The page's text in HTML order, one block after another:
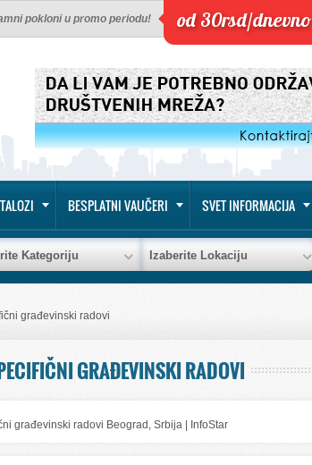
od 30rsd/dnevno
pokloni u promo periodu!
BESPLATNI VAUČERI SVET INFORMACIJA
Kategoriju Izaberite Lokaciju
građevinski radovi
GRAĐEVINSKI RADOVI
građevinski radovi Beograd, Srbija | InfoStar